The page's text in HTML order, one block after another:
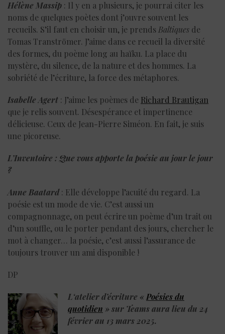
Hélène Massip : Il y en a plusieurs, je pourrai citer les
noms de quelques poètes dont j’ouvre souvent les
recueils. S’il faut en choisir un, je prends Baltiques de
Tomas Tranströmer. J’aime dans ce recueil la diversité
des formes, du poème long au haïku. La place du
mystère, du silence, de la nature et des hommes. La
sobriété de l’écriture, la force des métaphores.
Isabelle Agert : J’aime les poèmes de Richard Brautigan
que je relis souvent. Désespérance et impertinence
délicieuse. Ceux de Jean-Pierre Siméon. En fait, je suis
une picoreuse.
L’Inventoire : Que vous apporte la poésie au jour le jour
?
Anne Baatard: Elle développe l’acuité du regard. La
poésie est un mode de vie. C’est aussi un
compagnonnage, on peut écrire un poème d’un trait ou
d’un souffle, ou le porter pendant des jours, chercher le
mot à changer… la poésie, c’est aussi l’assurance de
toujours trouver un ami disponible !
DP
L‘atelier d’écriture « Poésies du
quotidien » sur Teamsaura lieu du 24
février au 13 mars 2025.